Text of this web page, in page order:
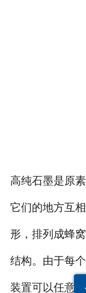
高纯石墨是原
它们的地方互
形，排列成蜂
结构。由于每
装置可以任意